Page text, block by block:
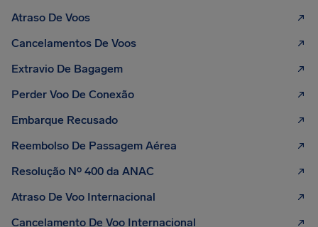
Atraso De Voos
Cancelamentos De Voos
Extravio De Bagagem
Perder Voo De Conexão
Embarque Recusado
Reembolso De Passagem Aérea
Resolução Nº 400 da ANAC
Atraso De Voo Internacional
Cancelamento De Voo Internacional